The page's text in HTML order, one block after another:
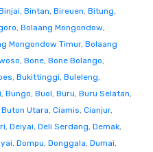
, Bintan, Bireuen, Bitung,
, Bolaang Mongondow,
Mongondow Timur, Bolaang
, Bone, Bone Bolango,
, Bukittinggi, Buleleng,
, Bungo, Buol, Buru, Buru Selatan,
Buton Utara, Ciamis, Cianjur,
, Deiyai, Deli Serdang, Demak,
, Dompu, Donggala, Dumai,